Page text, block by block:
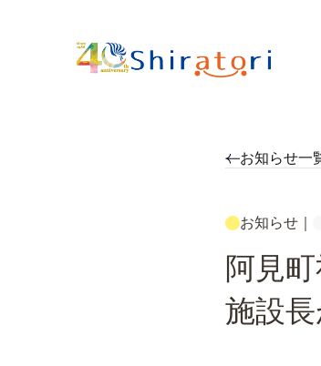
お知らせ一
お知らせ ｜
阿見
施設